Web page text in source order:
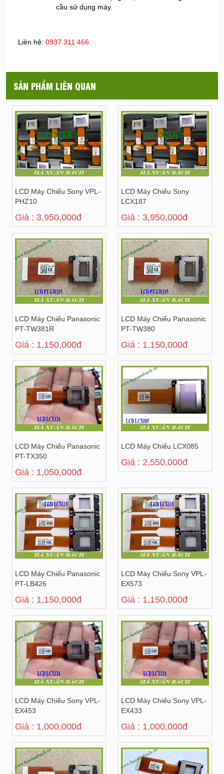
cầu sử dụng máy.
Liên hệ: 0937 311 466
SẢN PHẨM LIÊN QUAN
LCD Máy Chiếu Sony VPL-
PHZ10
Giá : 3,950,000đ
LCD Máy Chiếu Sony
LCX187
Giá : 3,950,000đ
LCD Máy Chiếu Panasonic
PT-TW381R
Giá : 1,150,000đ
LCD Máy Chiếu Panasonic
PT-TW380
Giá : 1,150,000đ
LCD Máy Chiếu Panasonic
PT-TX350
Giá : 1,050,000đ
LCD Máy Chiếu LCX085
Giá : 2,550,000đ
LCD Máy Chiếu Panasonic
PT-LB426
Giá : 1,150,000đ
LCD Máy Chiếu Sony VPL-
EX573
Giá : 1,150,000đ
LCD Máy Chiếu Sony VPL-
EX453
Giá : 1,000,000đ
LCD Máy Chiếu Sony VPL-
EX433
Giá : 1,000,000đ